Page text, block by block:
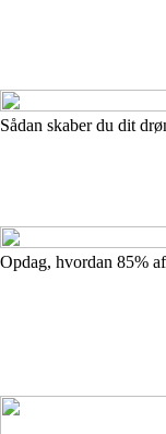
Sådan skaber du dit
Opdag, hvordan 85%